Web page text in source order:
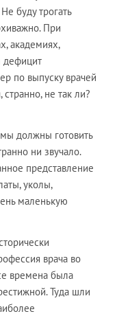
буду трогать
При
академиях,
дефицит
по выпуску врачей
не так ли?
должны готовить
ни звучало.
представление
уколы,
маленькую
врача во
времена была
Туда шли